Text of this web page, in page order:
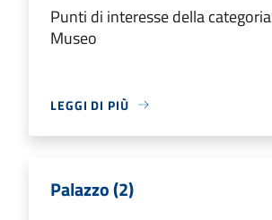
Punti di interesse della categoria
Museo
LEGGI DI PIÙ
Palazzo (2)